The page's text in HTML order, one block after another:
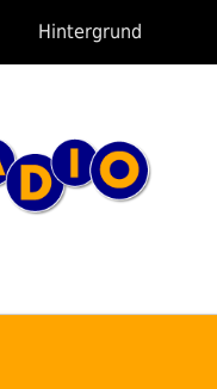
Hintergrund